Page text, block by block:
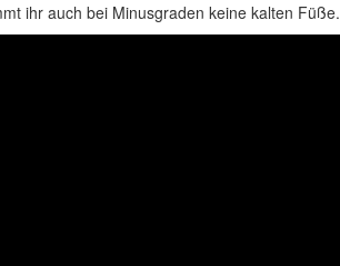
ihr auch bei Minusgraden keine kalten Füße.